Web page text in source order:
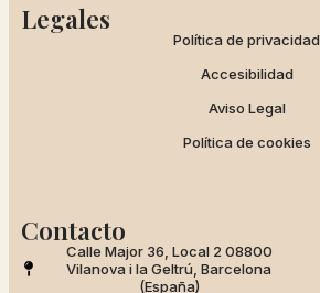
Legales
Política de privacidad
Accesibilidad
Aviso Legal
Política de cookies
Contacto
Calle Major 36, Local 2 08800
Vilanova i la Geltrú, Barcelona
(España)